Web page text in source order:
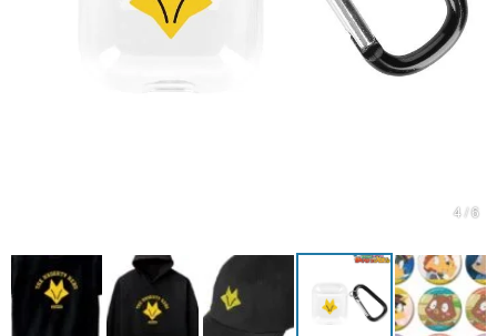
運営：株式会社マレ
4 / 6